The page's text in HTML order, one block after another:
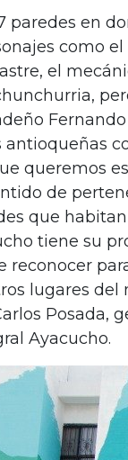
paredes en
como el
el
antioqueñas
queremos
de
que
tiene su
reconocer
lugares del
Posada,
Ayacucho.